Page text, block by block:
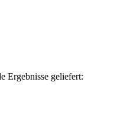
Ergebnisse geliefert: